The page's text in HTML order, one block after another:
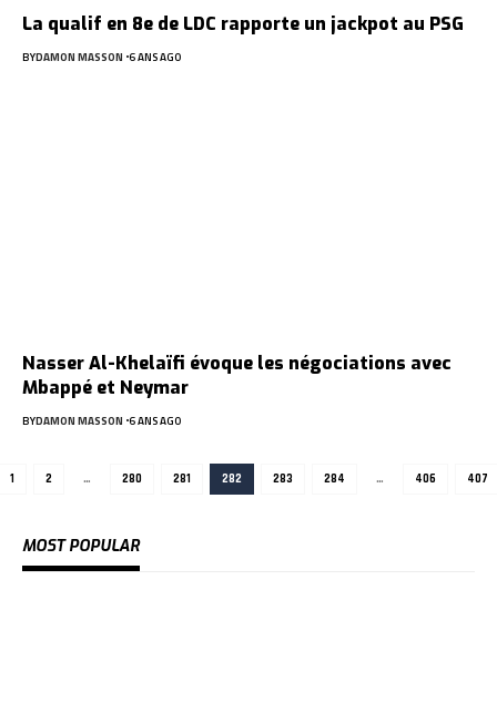
La qualif en 8e de LDC rapporte un jackpot au PSG
BYDAMON MASSON 6 ANS AGO
Nasser Al-Khelaïfi évoque les négociations avec
Mbappé et Neymar
BYDAMON MASSON 6 ANS AGO
1 2 … 280 281 282 283 284 … 406 407
MOST POPULAR